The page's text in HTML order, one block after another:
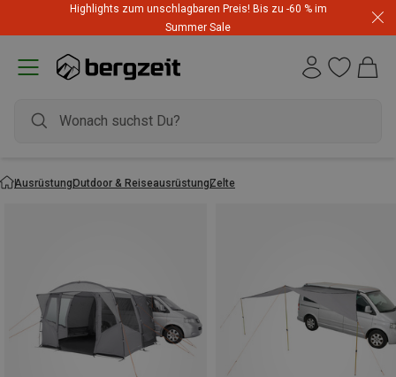
Highlights zum unschlagbaren Preis! Bis zu -60 % im
Summer Sale
AusrüstungOutdoor & ReiseausrüstungZelte